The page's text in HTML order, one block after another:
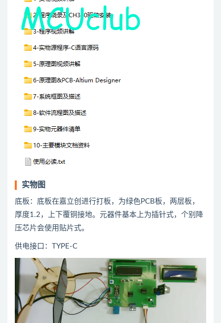
实物图
底板：底板在嘉立创进行打板，为绿色PCB板，两层板，
厚度1.2，上下覆铜接地。元器件基本上为插针式，个别降
压芯片会使用贴片式。
供电接口：TYPE-C